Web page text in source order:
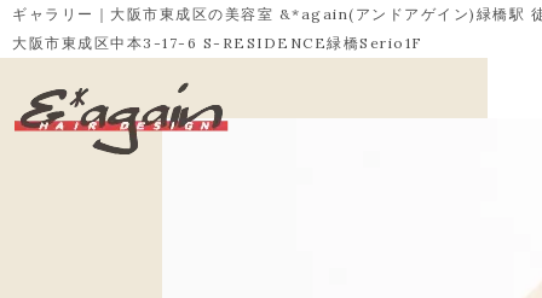
ギャラリー｜大阪市東成区の美容室 &*again(アンドアゲイン)緑橋駅
大阪市東成区中本3-17-6 S-RESIDENCE緑橋Serio1F